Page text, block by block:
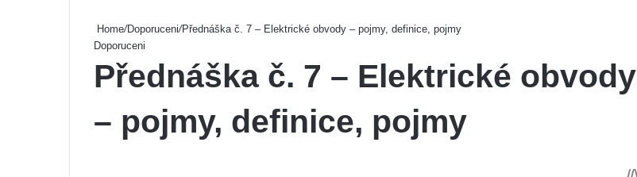
Home/Doporuceni/Přednáška č. 7 – Elektrické obvody – pojmy, definice, pojmy
Doporuceni
Přednáška č. 7 – Elektrické obvody
– pojmy, definice, pojmy